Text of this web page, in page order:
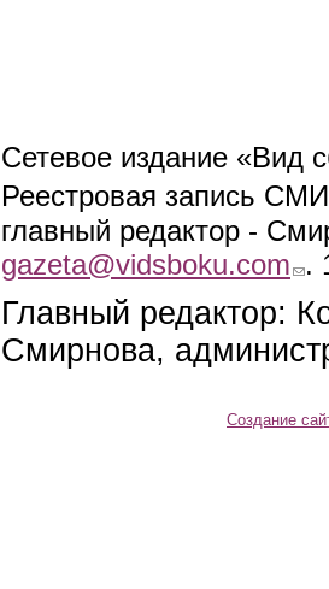
Сетевое издание «Вид
Реестровая запись
главный редактор -
gazeta@vidsboku.com (link
.
Главный редактор:
Смирнова,
Создание